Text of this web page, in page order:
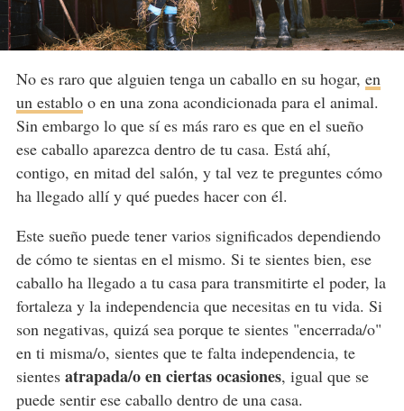
No es raro que alguien tenga un caballo en su hogar, en
un establoo en una zona acondicionada para el animal.
Sin embargo lo que sí es más raro es que en el sueño
ese caballo aparezca dentro de tu casa. Está ahí,
contigo, en mitad del salón, y tal vez te preguntes cómo
ha llegado allí y qué puedes hacer con él.
Este sueño puede tener varios significados dependiendo
de cómo te sientas en el mismo. Si te sientes bien, ese
caballo ha llegado a tu casa para transmitirte el poder, la
fortaleza y la independencia que necesitas en tu vida. Si
son negativas, quizá sea porque te sientes "encerrada/o"
en ti misma/o, sientes que te falta independencia, te
sientes atrapada/o en ciertas ocasiones, igual que se
puede sentir ese caballo dentro de una casa.